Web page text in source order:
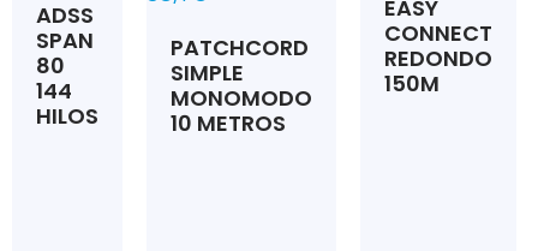
ADSS
SPAN
80
144
HILOS
PATCHCORD
SIMPLE
MONOMODO
10 METROS
EASY
CONNECT
REDONDO
150M